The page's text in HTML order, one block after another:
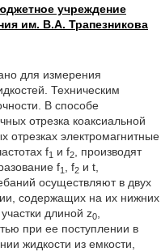
учреждение
им. В.А. Трапезникова
для измерения
Техническим
В способе
отрезка коаксиальной
отрезках электромагнитные
f1 и f2, производят
f1 , f2и t,
осуществляют в двух
содержащих на их нижних
длиной z0,
при ее поступлении в
жидкости из емкости,